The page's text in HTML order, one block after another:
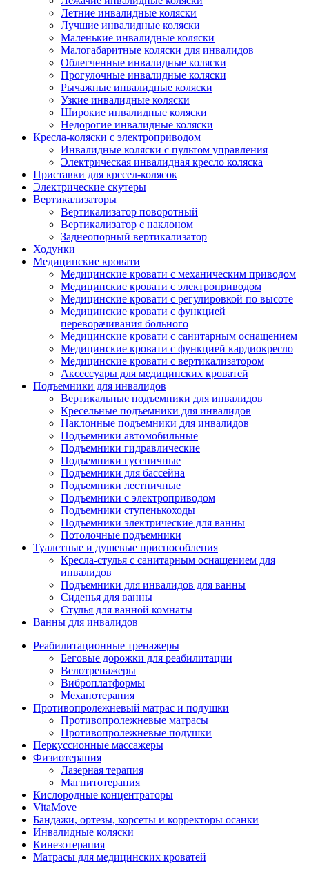
Летние инвалидные коляски
Лучшие инвалидные коляски
Маленькие инвалидные коляски
Малогабаритные коляски для инвалидов
Облегченные инвалидные коляски
Прогулочные инвалидные коляски
Рычажные инвалидные коляски
Узкие инвалидные коляски
Широкие инвалидные коляски
Недорогие инвалидные коляски
Кресла-коляски с электроприводом
Инвалидные коляски с пультом управления
Электрическая инвалидная кресло коляска
Приставки для кресел-колясок
Электрические скутеры
Вертикализаторы
Вертикализатор поворотный
Вертикализатор с наклоном
Заднеопорный вертикализатор
Ходунки
Медицинские кровати
Медицинские кровати с механическим приводом
Медицинские кровати с электроприводом
Медицинские кровати с регулировкой по высоте
Медицинские кровати с функцией
переворачивания больного
Медицинские кровати с санитарным оснащением
Медицинские кровати с функцией кардиокресло
Медицинские кровати с вертикализатором
Аксессуары для медицинских кроватей
Подъемники для инвалидов
Вертикальные подъемники для инвалидов
Кресельные подъемники для инвалидов
Наклонные подъемники для инвалидов
Подъемники автомобильные
Подъемники гидравлические
Подъемники гусеничные
Подъемники для бассейна
Подъемники лестничные
Подъемники с электроприводом
Подъемники ступенькоходы
Подъемники электрические для ванны
Потолочные подъемники
Туалетные и душевые приспособления
Кресла-стулья с санитарным оснащением для
инвалидов
Подъемники для инвалидов для ванны
Сиденья для ванны
Стулья для ванной комнаты
Ванны для инвалидов
Реабилитационные тренажеры
Беговые дорожки для реабилитации
Велотренажеры
Виброплатформы
Механотерапия
Противопролежневый матрас и подушки
Противопролежневые матрасы
Противопролежневые подушки
Перкуссионные массажеры
Физиотерапия
Лазерная терапия
Магнитотерапия
Кислородные концентраторы
VitaMove
Бандажи, ортезы, корсеты и корректоры осанки
Инвалидные коляски
Кинезотерапия
Матрасы для медицинских кроватей